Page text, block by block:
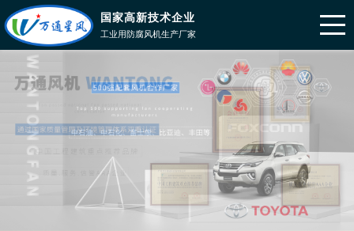
国家高新技术企业
工业用防腐风机生产厂家